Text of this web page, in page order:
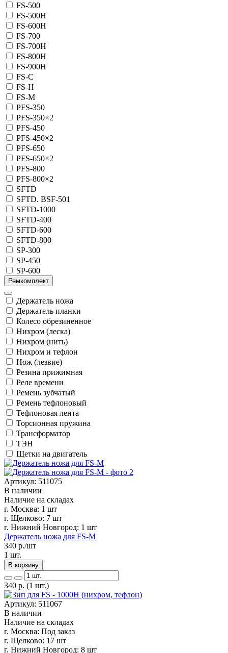
FS-500
FS-500H
FS-600H
FS-700
FS-700H
FS-800H
FS-900H
FS-C
FS-H
FS-M
PFS-350
PFS-350×2
PFS-450
PFS-450×2
PFS-650
PFS-650×2
PFS-800
PFS-800×2
SFTD
SFTD. BSF-501
SFTD-1000
SFTD-400
SFTD-600
SFTD-800
SP-300
SP-450
SP-600
Ремкомплект
Держатель ножа
Держатель планки
Колесо обрезиненное
Нихром (леска)
Нихром (нить)
Нихром и тефлон
Нож (лезвие)
Резина прижимная
Реле времени
Ремень зубчатый
Ремень тефлоновый
Тефлоновая лента
Торсионная пружина
Трансформатор
ТЭН
Щетки на двигатель
Артикул: 511075
В наличии
Наличие на складах
г. Москва: 1 шт
г. Щелково: 7 шт
г. Нижний Новгород: 1 шт
Держатель ножа для FS-M
340 р./шт
1 шт.
В корзину
340 р. (1 шт.)
Артикул: 511067
В наличии
Наличие на складах
г. Москва: Под заказ
г. Щелково: 17 шт
г. Нижний Новгород: 8 шт